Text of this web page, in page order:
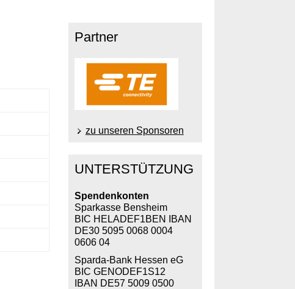
Partner
zu unseren Sponsoren
UNTERSTÜTZUNG
Spendenkonten
Sparkasse Bensheim
BIC HELADEF1BEN IBAN
DE30 5095 0068 0004
0606 04
Sparda-Bank Hessen eG
BIC GENODEF1S12
IBAN DE57 5009 0500